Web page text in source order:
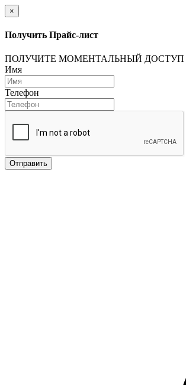
×
Получить Прайс-лист
ПОЛУЧИТЕ МОМЕНТАЛЬНЫЙ
Имя
Телефон
Отправить